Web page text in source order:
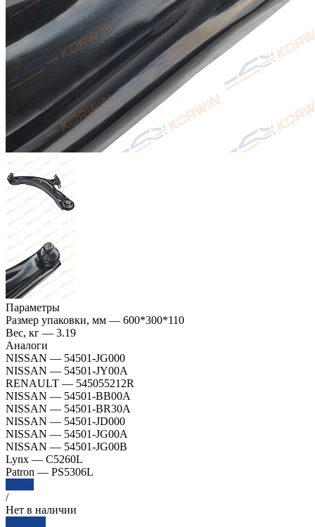
Параметры
Размер упаковки, мм — 600*300*110
Вес, кг — 3.19
Аналоги
NISSAN — 54501-JG000
NISSAN — 54501-JY00A
RENAULT — 545055212R
NISSAN — 54501-BB00A
NISSAN — 54501-BR30A
NISSAN — 54501-JD000
NISSAN — 54501-JG00A
NISSAN — 54501-JG00B
Lynx — C5260L
Patron — PS5306L
/
Нет в наличии